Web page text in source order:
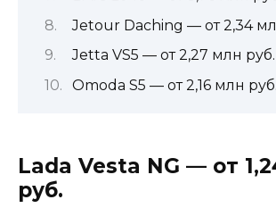
Jetour Daching — от 2,34
Jetta VS5 — от 2,27 млн руб.
Omoda S5 — от 2,16 млн руб.
Lada Vesta NG — от
руб.